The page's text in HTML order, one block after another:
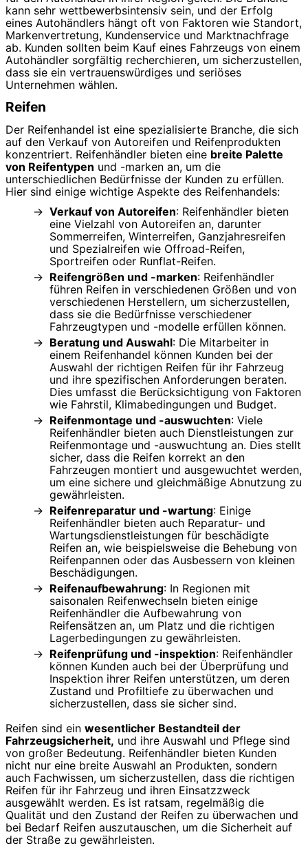
kann sehr wettbewerbsintensiv sein, und der Erfolg
eines Autohändlers hängt oft von Faktoren wie Standort,
Markenvertretung, Kundenservice und Marktnachfrage
ab. Kunden sollten beim Kauf eines Fahrzeugs von einem
Autohändler sorgfältig recherchieren, um sicherzustellen,
dass sie ein vertrauenswürdiges und seriöses
Unternehmen wählen.
Reifen
Der Reifenhandel ist eine spezialisierte Branche, die sich
auf den Verkauf von Autoreifen und Reifenprodukten
konzentriert. Reifenhändler bieten eine breite Palette
von Reifentypen und -marken an, um die
unterschiedlichen Bedürfnisse der Kunden zu erfüllen.
Hier sind einige wichtige Aspekte des Reifenhandels:
Verkauf von Autoreifen: Reifenhändler bieten
eine Vielzahl von Autoreifen an, darunter
Sommerreifen, Winterreifen, Ganzjahresreifen
und Spezialreifen wie Offroad-Reifen,
Sportreifen oder Runflat-Reifen.
Reifengrößen und -marken: Reifenhändler
führen Reifen in verschiedenen Größen und von
verschiedenen Herstellern, um sicherzustellen,
dass sie die Bedürfnisse verschiedener
Fahrzeugtypen und -modelle erfüllen können.
Beratung und Auswahl: Die Mitarbeiter in
einem Reifenhandel können Kunden bei der
Auswahl der richtigen Reifen für ihr Fahrzeug
und ihre spezifischen Anforderungen beraten.
Dies umfasst die Berücksichtigung von Faktoren
wie Fahrstil, Klimabedingungen und Budget.
Reifenmontage und -auswuchten: Viele
Reifenhändler bieten auch Dienstleistungen zur
Reifenmontage und -auswuchtung an. Dies stellt
sicher, dass die Reifen korrekt an den
Fahrzeugen montiert und ausgewuchtet werden,
um eine sichere und gleichmäßige Abnutzung zu
gewährleisten.
Reifenreparatur und -wartung: Einige
Reifenhändler bieten auch Reparatur- und
Wartungsdienstleistungen für beschädigte
Reifen an, wie beispielsweise die Behebung von
Reifenpannen oder das Ausbessern von kleinen
Beschädigungen.
Reifenaufbewahrung: In Regionen mit
saisonalen Reifenwechseln bieten einige
Reifenhändler die Aufbewahrung von
Reifensätzen an, um Platz und die richtigen
Lagerbedingungen zu gewährleisten.
Reifenprüfung und -inspektion: Reifenhändler
können Kunden auch bei der Überprüfung und
Inspektion ihrer Reifen unterstützen, um deren
Zustand und Profiltiefe zu überwachen und
sicherzustellen, dass sie sicher sind.
Reifen sind ein wesentlicher Bestandteil der
Fahrzeugsicherheit, und ihre Auswahl und Pflege sind
von großer Bedeutung. Reifenhändler bieten Kunden
nicht nur eine breite Auswahl an Produkten, sondern
auch Fachwissen, um sicherzustellen, dass die richtigen
Reifen für ihr Fahrzeug und ihren Einsatzzweck
ausgewählt werden. Es ist ratsam, regelmäßig die
Qualität und den Zustand der Reifen zu überwachen und
bei Bedarf Reifen auszutauschen, um die Sicherheit auf
der Straße zu gewährleisten.